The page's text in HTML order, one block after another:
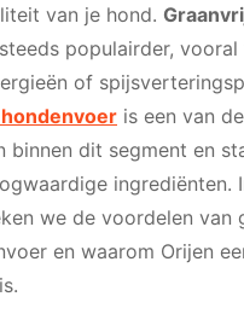
van je hond.
populairder, vooral
of
is een van
binnen dit segment en
ingrediënten.
we de voordelen van
en waarom Orijen